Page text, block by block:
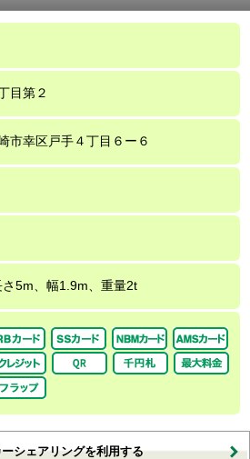
目第２
市幸区戸手４丁目６ー６
5m、幅1.9m、重量2t
シェアリングを利用する